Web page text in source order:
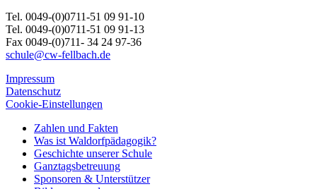
Tel. 0049-(0)0711-51 09 91-10
Tel. 0049-(0)0711-51 09 91-13
Fax 0049-(0)711- 34 24 97-36
schule@cw-fellbach.de
Impressum
Datenschutz
Cookie-Einstellungen
Zahlen und Fakten
Was ist Waldorfpädagogik?
Geschichte unserer Schule
Ganztagsbetreuung
Sponsoren & Unterstützer